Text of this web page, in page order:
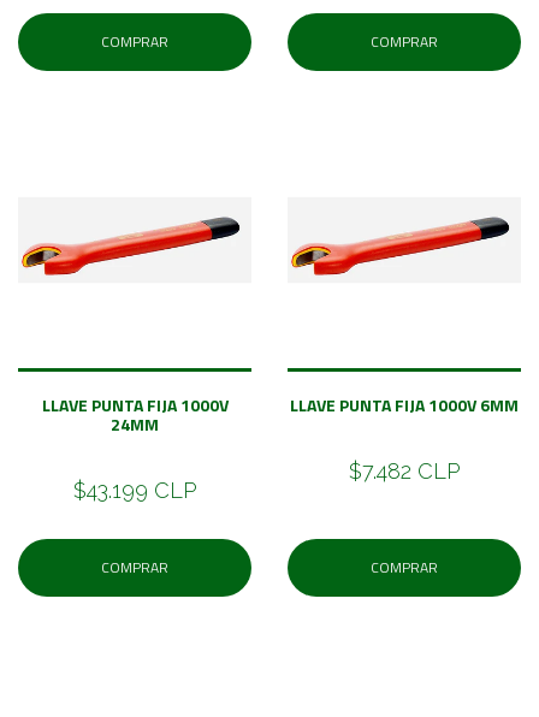
COMPRAR COMPRAR
LLAVE PUNTA FIJA 1000V
24MM
$43.199 CLP
COMPRAR
LLAVE PUNTA FIJA 1000V 6MM
$7.482 CLP
COMPRAR